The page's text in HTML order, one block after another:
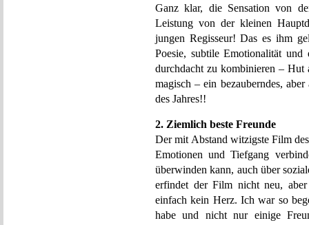
Ganz klar, die Sensation von
Leistung von der kleinen
jungen Regisseur! Das es ihm
Poesie, subtile Emotionalität
durchdacht zu kombinieren –
magisch – ein bezauberndes,
des Jahres!!
2. Ziemlich beste Freunde
Der mit Abstand witzigste Film
Emotionen und Tiefgang
überwinden kann, auch über
erfindet der Film nicht neu,
einfach kein Herz. Ich war so
habe und nicht nur einige